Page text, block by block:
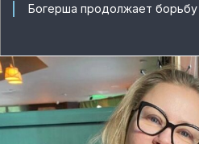
Богерша продолжает